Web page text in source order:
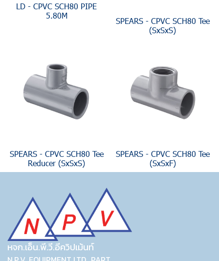
LD - CPVC SCH80 PIPE
5.80M
SPEARS - CPVC SCH80 Tee
(SxSxS)
SPEARS - CPVC SCH80 Tee
Reducer (SxSxS)
SPEARS - CPVC SCH80 Tee
(SxSxF)
หจก.เอ็น.พี.วี.อีควิปเม้นท์